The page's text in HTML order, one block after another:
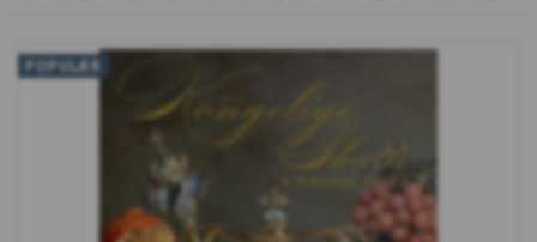
POPULÆR